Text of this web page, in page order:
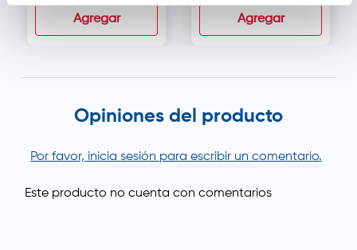
Agregar Agregar
Opiniones del producto
Por favor, inicia sesión para escribir un comentario.